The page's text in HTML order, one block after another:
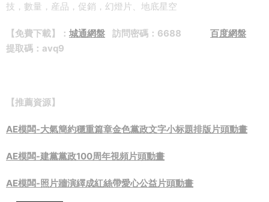
技，數量，産品，促銷，幻燈片、地底星空
【免費下載】： 城通網盤 訪問密碼：6688 百度網盤
提取碼：avq9
【推薦資源】
AE模闆-大氣簡約穩重篇章金色黨政文字小标題排版片頭動畫
AE模闆-建黨黨政100周年視頻片頭動畫
AE模闆-照片牆演繹成紅絲帶愛心公益片頭動畫